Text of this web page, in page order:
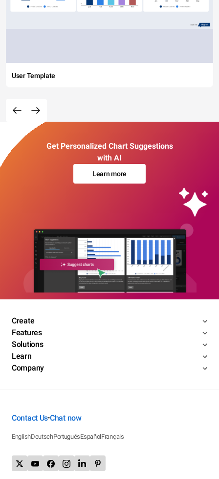
User Template
Get Personalized Chart Suggestions
with AI
Learn more
Create
Features
Solutions
Learn
Company
Contact Us•Chat now
EnglishDeutschPortuguêsEspañolFrançais